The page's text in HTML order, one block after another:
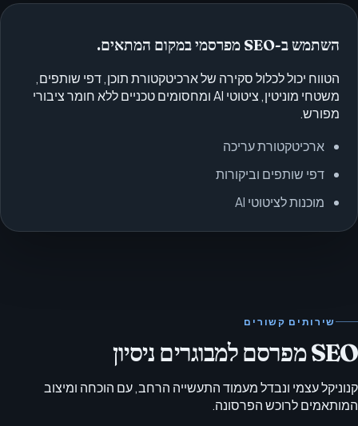
השתמש ב-SEO מפרסמי במקום המתאים.
הטווח יכול לכלול סקירה של ארכיטקטורת תוכן, דפי שותפים,
משטחי מוניטין, ציטוטי AI ומחסומים טכניים ללא חומר ציבורי
מפורש.
ארכיטקטורת עריכה
דפי שותפים וביקורות
מוכנות לציטוטי AI
שירותים קשורים
SEO מפרסם למבוגרים ניסיון
קנוניקל עצמי ונבדל מעמוד התעשייה הרחב, עם הוכחה ומיצוב
המותאמים לרוכש הפרסונה.